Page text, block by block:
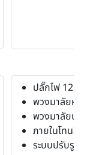
ปลั๊กไฟ 12 โวล
พวงมาลัยหุ้มห
พวงมาลัยปรับ
ภายในโทนสีดำ
ระบบปรับรูปแ